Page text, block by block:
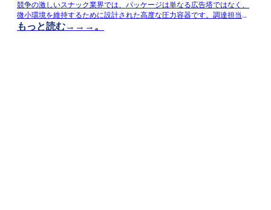
競争の激しいスナック業界では、パッケージは単なる広告塔ではなく、
微小環境を維持するために設計された高度な圧力容器です。調達担当者
にとって、スナックパウチ包装のパートナーを選ぶことは、単に袋を調
もっと読む→→→。